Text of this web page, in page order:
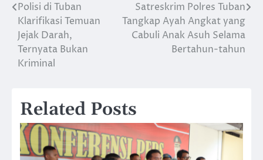
Navigasi
pos
Polisi di Tuban
Klarifikasi Temuan
Jejak Darah,
Ternyata Bukan
Kriminal
Satreskrim Polres Tuban
Tangkap Ayah Angkat yang
Cabuli Anak Asuh Selama
Bertahun-tahun
Related Posts